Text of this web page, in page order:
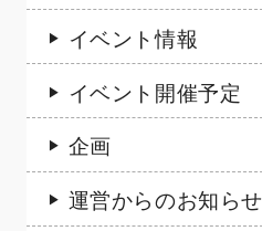
イベント情報
イベント開催予定
企画
運営からのお知らせ